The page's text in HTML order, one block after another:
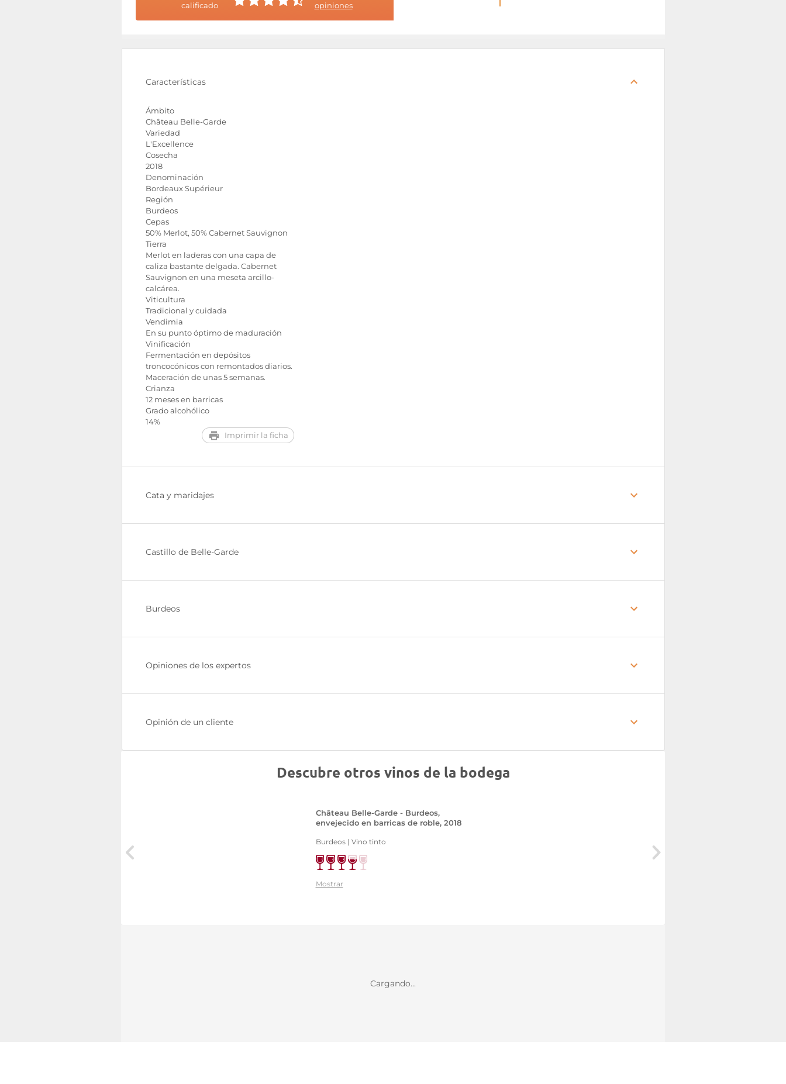
calificado
opiniones
Características
Ámbito
Château Belle-Garde
Variedad
L'Excellence
Cosecha
2018
Denominación
Bordeaux Supérieur
Región
Burdeos
Cepas
50% Merlot, 50% Cabernet Sauvignon
Tierra
Merlot en laderas con una capa de
caliza bastante delgada. Cabernet
Sauvignon en una meseta arcillo-
calcárea.
Viticultura
Tradicional y cuidada
Vendimia
En su punto óptimo de maduración
Vinificación
Fermentación en depósitos
troncocónicos con remontados diarios.
Maceración de unas 5 semanas.
Crianza
12 meses en barricas
Grado alcohólico
14%
Imprimir la ficha
Cata y maridajes
Castillo de Belle-Garde
Burdeos
Opiniones de los expertos
Opinión de un cliente
Descubre otros vinos de la bodega
Château Belle-Garde - Burdeos,
envejecido en barricas de roble, 2018
Burdeos | Vino tinto
Mostrar
Cargando...